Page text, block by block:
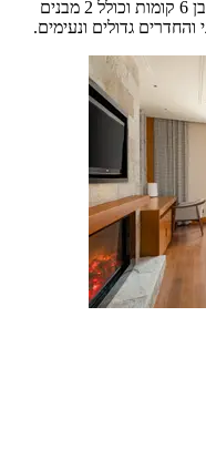
לחופשה גדולה בשמורת טבע יפה. המועדון בן 6 קומות וכולל 2 מבנים
גדולים ונעימים.